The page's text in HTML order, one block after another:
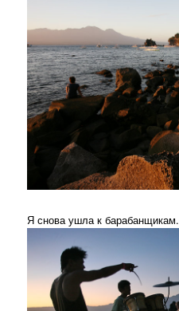
Я снова ушла к барабанщикам.